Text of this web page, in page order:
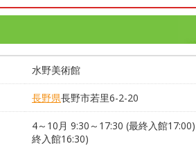
水野美術館
長野県長野市若里6-2-20
4～10月 9:30～17:30 (最終入館
終入館16:30)